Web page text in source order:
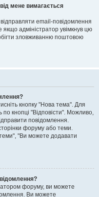
мене вимагається
відправляти email-повідомлення
адміністратор увімкнув цю
зловживанню поштовою
кнопку "Нова тема". Для
по кнопці "Відповісти". Можливо,
повідомлення.
форуму або теми.
"Ви можете додавати
форуму, ви можете
Ви можете